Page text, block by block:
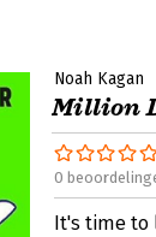
Noah Kagan
Million
0
It's time to